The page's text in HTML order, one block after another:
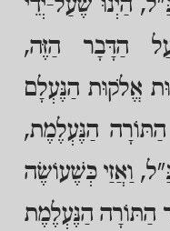
הַדָּבָר הַזֶּה,
אֱלֹקוּת הַנֶּעְלָם
הַנֶּעְלֶמֶת,
וַאֲזַי כְּשֶׁעוֹשֶׂה
הַתּוֹרָה הַנֶּעְלֶמֶת